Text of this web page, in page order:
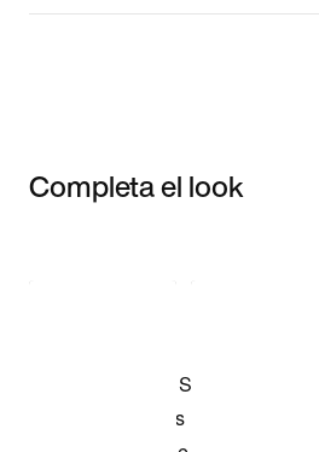
Completa el look